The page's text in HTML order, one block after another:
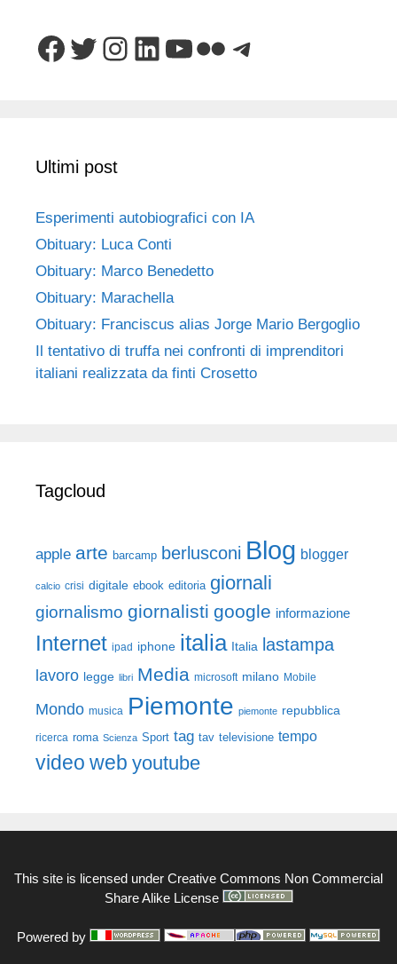
Facebook
Twitter
Instagram
LinkedIn
YouTube
FlickrTelegram
Ultimi post
Esperimenti autobiografici con IA
Obituary: Luca Conti
Obituary: Marco Benedetto
Obituary: Marachella
Obituary: Franciscus alias Jorge Mario Bergoglio
Il tentativo di truffa nei confronti di imprenditori
italiani realizzata da finti Crosetto
Tagcloud
apple arte barcamp berlusconi Blog blogger
calcio crisi digitale ebook editoria giornali
giornalismo giornalisti google informazione
Internet ipad iphone italia Italia lastampa
lavoro legge libri Media microsoft milano Mobile
Mondo musica Piemonte piemonte repubblica
ricerca roma Scienza Sport tag tav televisione tempo
video web youtube
This site is licensed under Creative Commons Non Commercial
Share Alike License
Powered by